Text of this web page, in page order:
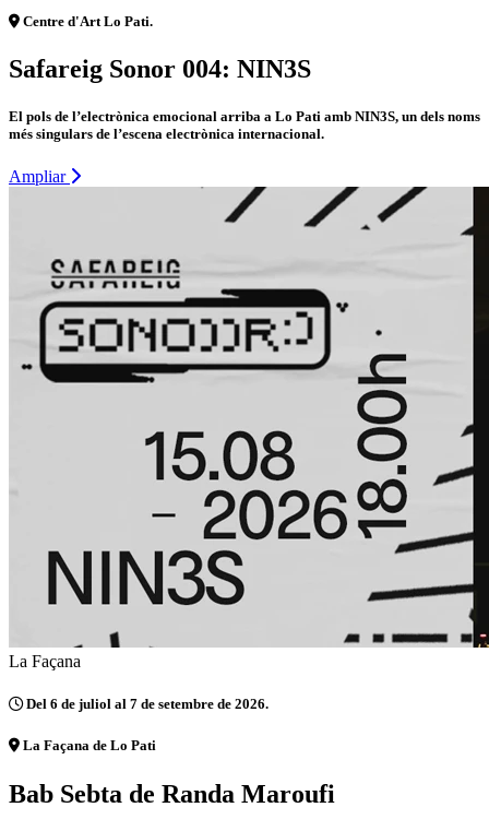
Centre d'Art Lo Pati.
Safareig Sonor 004: NIN3S
El pols de l’electrònica emocional arriba a Lo Pati amb NIN3S, un dels noms
més singulars de l’escena electrònica internacional.
Ampliar
La Façana
Del 6 de juliol al 7 de setembre de 2026.
La Façana de Lo Pati
Bab Sebta de Randa Maroufi